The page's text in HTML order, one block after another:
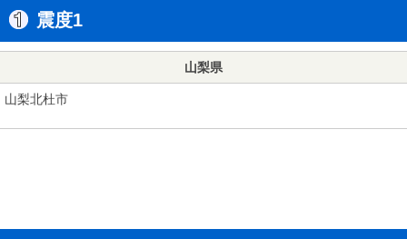
震度1
山梨県
山梨北杜市